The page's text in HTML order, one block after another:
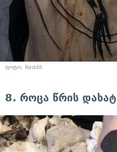
ფოტო: Reddit
8. როცა წრის